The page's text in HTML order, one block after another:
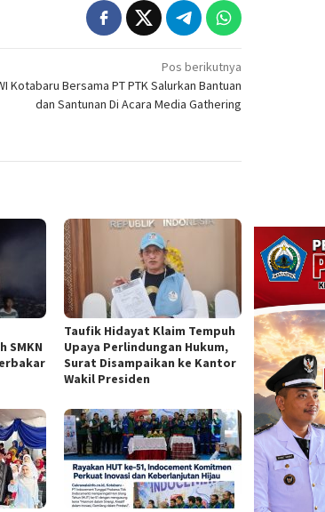
Pos berikutnya
Kotabaru Bersama PT PTK Salurkan Bantuan
dan Santunan Di Acara Media Gathering
SMKN
Taufik Hidayat Klaim Tempuh
Upaya Perlindungan Hukum,
Surat Disampaikan ke Kantor
Wakil Presiden